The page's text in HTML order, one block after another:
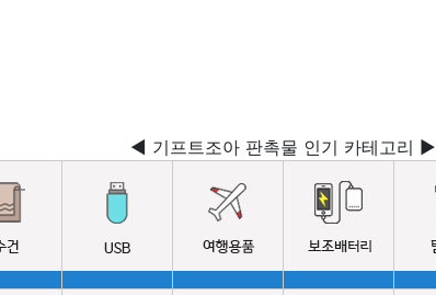
◀ 기프트조아 판촉물 인기 카테고리 ▶